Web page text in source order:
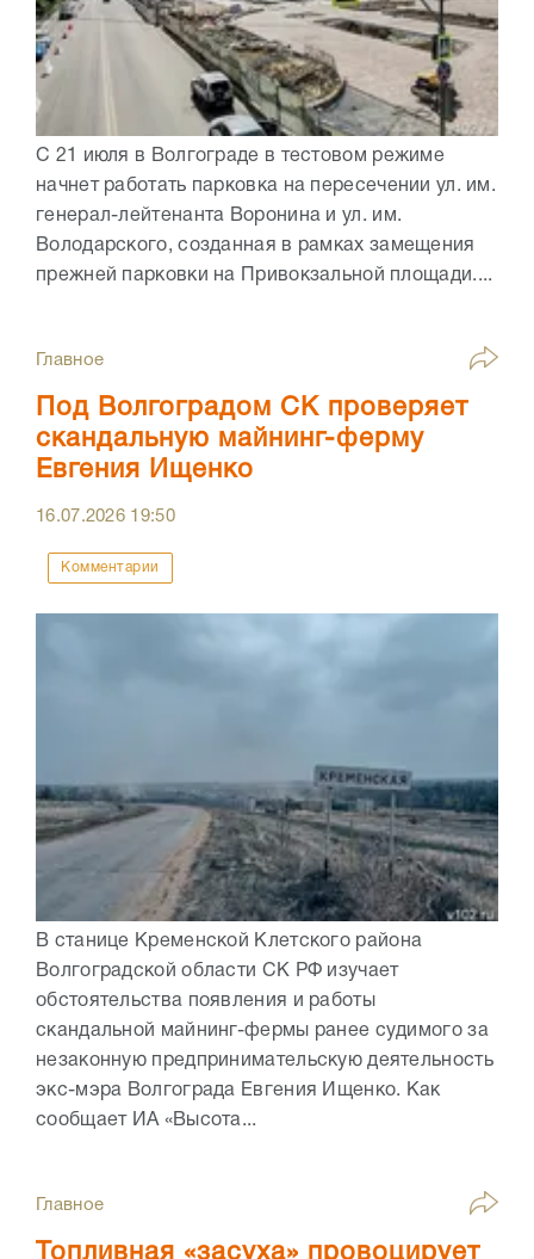
С 21 июля в Волгограде в тестовом режиме
начнет работать парковка на пересечении ул. им.
генерал-лейтенанта Воронина и ул. им.
Володарского, созданная в рамках замещения
прежней парковки на Привокзальной площади....
Главное
Под Волгоградом СК проверяет
скандальную майнинг-ферму
Евгения Ищенко
16.07.2026 19:50
Комментарии
В станице Кременской Клетского района
Волгоградской области СК РФ изучает
обстоятельства появления и работы
скандальной майнинг-фермы ранее судимого за
незаконную предпринимательскую деятельность
экс-мэра Волгограда Евгения Ищенко. Как
сообщает ИА «Высота...
Главное
Топливная «засуха» провоцирует